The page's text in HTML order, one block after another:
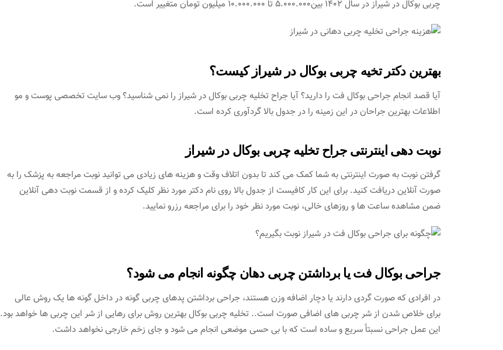
چربی بوکال در شیراز در سال 1402 بین5.000.000 تا 10.000.000 میلیون تومان متغییر است.
بهترین دکتر تخیه چربی بوکال در شیراز کیست؟
آیا قصد انجام جراحی بوکال فت را دارید؟ آیا جراح تخلیه چربی بوکال در شیراز را نمی شناسید؟ وب سایت تخصصی پوست و مو
اطلاعات بهترین جراحان در این زمینه را در جدول بالا گردآوری کرده است.
نوبت دهی اینترنتی جراح تخلیه چربی بوکال در شیراز
گرفتن نوبت به صورت اینترنتی به شما کمک می کند تا بدون اتلاف وقت و هزینه های زیادی می توانید نوبت مراجعه به پزشک را به
صورت آنلاین دریافت کنید. برای این کار کافیست از جدول بالا روی نام دکتر مورد نظر کلیک کرده و از قسمت نوبت دهی آنلاین
ضمن مشاهده ساعت ها و روزهای خالی، نوبت مورد نظر خود را برای مراجعه رزرو نمایید.
جراحی بوکال فت یا برداشتن چربی دهان چگونه انجام می شود؟
در افرادی که صورت گردی دارند یا دچار اضافه وزن هستند، جراحی برداشتن پدهای چربی گونه در داخل گونه ها یک روش عالی
برای خلاص شدن از شر چربی های اضافی صورت است.. تخلیه چربی بوکال بهترین روش برای رهایی از شر این چربی ها خواهد بود.
این عمل جراحی نسبتاً سریع و ساده است که با بی حسی موضعی انجام می شود و جای زخم خارجی نخواهد داشت.